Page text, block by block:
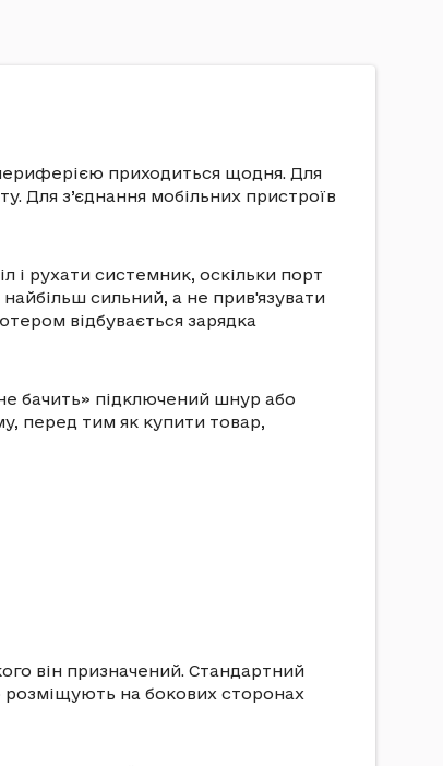
приходиться щодня. Для
Для з’єднання мобільних пристроїв
і рухати системник, оскільки порт
сильний, а не прив'язувати
відбувається зарядка
бачить» підключений шнур або
перед тим як купити товар,
він призначений. Стандартний
розміщують на бокових сторонах